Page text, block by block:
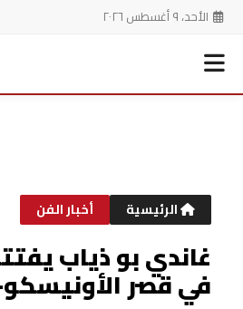
الأحد، ٩ أغسطس ٢٠٢٦
الرئيسية أخبار الفن
غاندي بو ذياب
في قصر